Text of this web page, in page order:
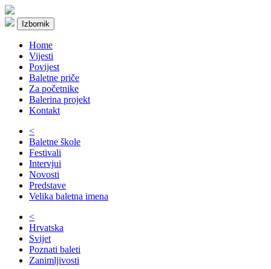
Izbornik
Home
Vijesti
Povijest
Baletne priče
Za početnike
Balerina projekt
Kontakt
<
Baletne škole
Festivali
Intervjui
Novosti
Predstave
Velika baletna imena
<
Hrvatska
Svijet
Poznati baleti
Zanimljivosti